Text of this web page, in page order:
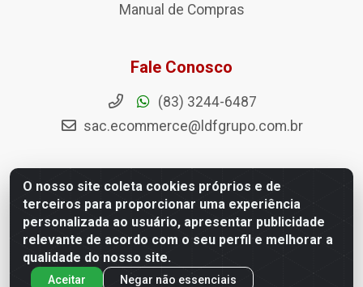
O nosso site coleta cookies próprios e de
terceiros para proporcionar uma experiência
personalizada ao usuário, apresentar publicidade
relevante de acordo com o seu perfil e melhorar a
qualidade do nosso site.
Aceitar
Negar não essenciais
Manual de Compras
Fale Conosco
(83) 3244-6487
sac.ecommerce@ldfgrupo.com.br
Políticas
Termo de Uso
Política de Entregas